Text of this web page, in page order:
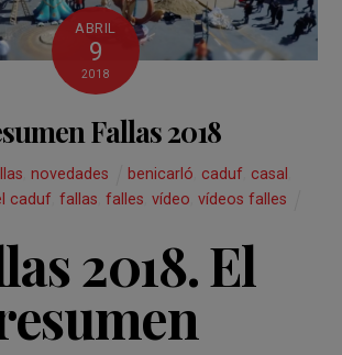
ABRIL
9
2018
Fallas 2018
,novedades benicarló caduf casal
caduf, fallas falles vídeo vídeos falles
2018. El